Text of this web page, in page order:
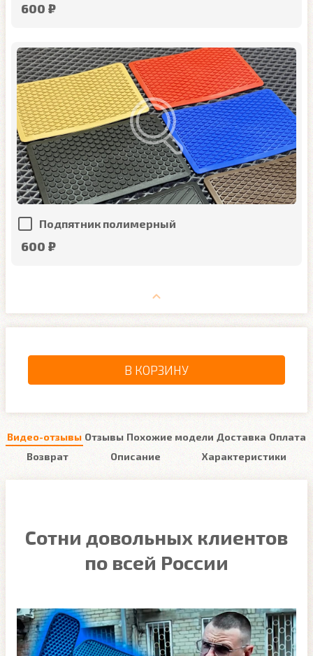
600 ₽
Подпятник полимерный
600 ₽
В КОРЗИНУ
Видео-отзывы Отзывы Похожие модели Доставка Оплата
Возврат
Описание Характеристики
Сотни довольных клиентов
по всей России